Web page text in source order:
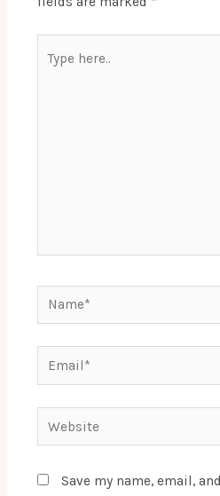
here..
Name*
Email*
Website
Save my name, email,